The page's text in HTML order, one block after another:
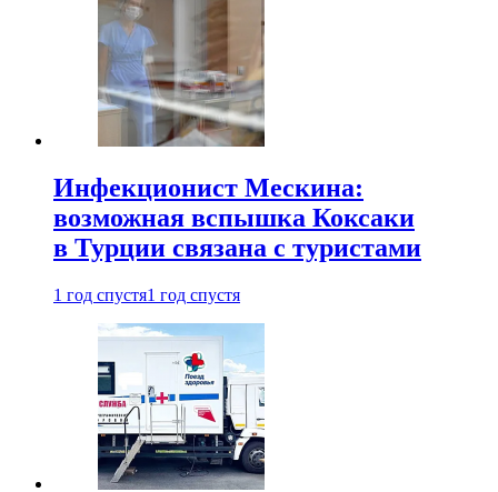
Инфекционист Мескина:
возможная вспышка Коксаки
в Турции связана с туристами
1 год спустя1 год спустя